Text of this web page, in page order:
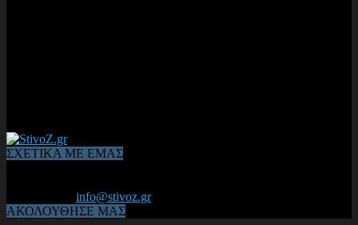
ΣΧΕΤΙΚΑ ΜΕ ΕΜΑΣ
info@stivoz.gr
ΑΚΟΛΟΥΘΗΣΕ ΜΑΣ